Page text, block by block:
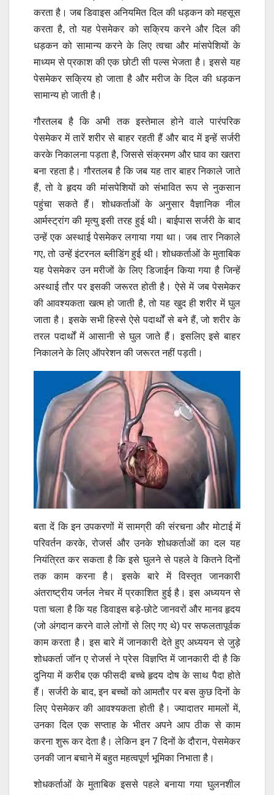
करता है। जब डिवाइस अनियमित दिल की धड़कन को महसूस
करता है, तो यह पेसमेकर को सक्रिय करने और दिल की
धड़कन को सामान्य करने के लिए त्वचा और मांसपेशियों के
माध्यम से प्रकाश की एक छोटी सी पल्स भेजता है। इससे यह
पेसमेकर सक्रिय हो जाता है और मरीज के दिल की धड़कन
सामान्य हो जाती है।
गौरतलब है कि अभी तक इस्तेमाल होने वाले पारंपरिक
पेसमेकर में तारें शरीर से बाहर रहती हैं और बाद में इन्हें सर्जरी
करके निकालना पड़ता है, जिससे संक्रमण और घाव का खतरा
बना रहता है। गौरतलब है कि जब यह तार बाहर निकाले जाते
हैं, तो वे हृदय की मांसपेशियों को संभावित रूप से नुकसान
पहुंचा सकते हैं। शोधकर्ताओं के अनुसार वैज्ञानिक नील
आर्मस्ट्रांग की मृत्यु इसी तरह हुई थी। बाईपास सर्जरी के बाद
उन्हें एक अस्थाई पेसमेकर लगाया गया था। जब तार निकाले
गए, तो उन्हें इंटरनल ब्लीडिंग हुई थी। शोधकर्ताओं के मुताबिक
यह पेसमेकर उन मरीजों के लिए डिजाईन किया गया है जिन्हें
अस्थाई तौर पर इसकी जरूरत होती है। ऐसे में जब पेसमेकर
की आवश्यकता खत्म हो जाती है, तो यह खुद ही शरीर में घुल
जाता है। इसके सभी हिस्से ऐसे पदार्थों से बने हैं, जो शरीर के
तरल पदार्थों में आसानी से घुल जाते हैं। इसलिए इसे बाहर
निकालने के लिए ऑपरेशन की जरूरत नहीं पड़ती।
बता दें कि इन उपकरणों में सामग्री की संरचना और मोटाई में
परिवर्तन करके, रोजर्स और उनके शोधकर्ताओं का दल यह
नियंत्रित कर सकता है कि इसे घुलने से पहले वे कितने दिनों
तक काम करना है।इसके बारे में विस्तृत जानकारी
अंतराष्ट्रीय जर्नल नेचर में प्रकाशित हुई है। इस अध्ययन से
पता चला है कि यह डिवाइस बड़े-छोटे जानवरों और मानव हृदय
(जो अंगदान करने वाले लोगों से लिए गए थे) पर सफलतापूर्वक
काम करता है।इस बारे में जानकारी देते हुए अध्ययन से जुड़े
शोधकर्ता जॉन ए रोजर्स ने प्रेस विज्ञप्ति में जानकारी दी है कि
दुनिया में करीब एक फीसदी बच्चे हृदय दोष के साथ पैदा होते
हैं। सर्जरी के बाद, इन बच्चों को आमतौर पर बस कुछ दिनों के
लिए पेसमेकर की आवश्यकता होती है। ज्यादातर मामलों में,
उनका दिल एक सप्ताह के भीतर अपने आप ठीक से काम
करना शुरू कर देता है। लेकिन इन 7 दिनों के दौरान, पेसमेकर
उनकी जान बचाने में बहुत महत्वपूर्ण भूमिका निभाता है।
शोधकर्ताओं के मुताबिक इससे पहले बनाया गया घुलनशील